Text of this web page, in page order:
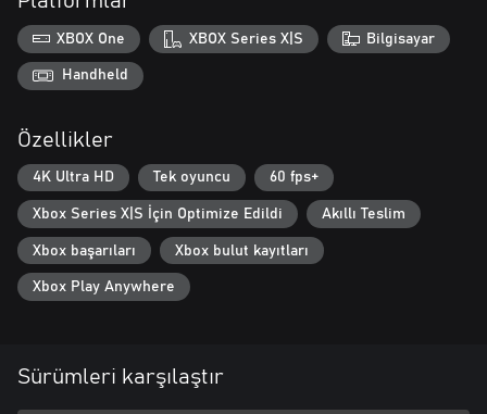
XBOX One XBOX Series X|S Bilgisayar
Handheld
Özellikler
4K Ultra HD Tek oyuncu 60 fps+
Xbox Series X|S İçin Optimize Edildi Akıllı Teslim
Xbox başarıları Xbox bulut kayıtları
Xbox Play Anywhere
Sürümleri karşılaştır